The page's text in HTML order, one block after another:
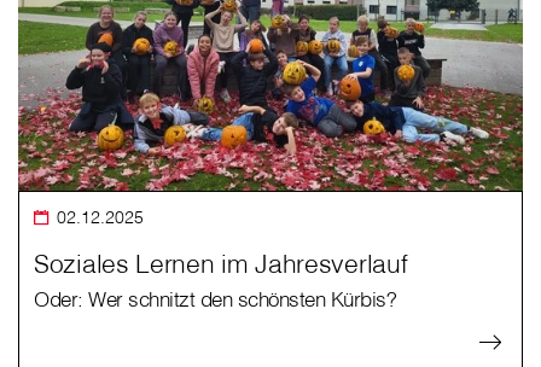
02.12.2025
Soziales Lernen im Jahresverlauf
Oder: Wer schnitzt den schönsten Kürbis?